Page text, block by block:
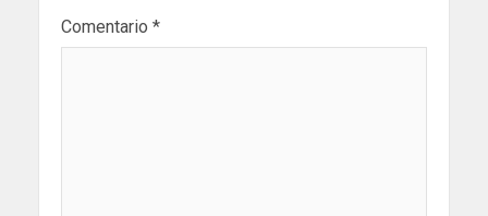
Comentario *